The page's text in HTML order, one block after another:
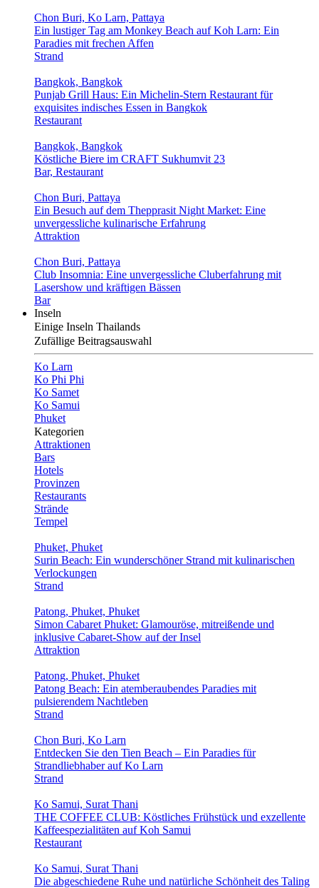
Chon Buri, Ko Larn, Pattaya
Ein lustiger Tag am Monkey Beach auf Koh Larn: Ein
Paradies mit frechen Affen
Strand
Bangkok, Bangkok
Punjab Grill Haus: Ein Michelin-Stern Restaurant für
exquisites indisches Essen in Bangkok
Restaurant
Bangkok, Bangkok
Köstliche Biere im CRAFT Sukhumvit 23
Bar, Restaurant
Chon Buri, Pattaya
Ein Besuch auf dem Thepprasit Night Market: Eine
unvergessliche kulinarische Erfahrung
Attraktion
Chon Buri, Pattaya
Club Insomnia: Eine unvergessliche Cluberfahrung mit
Lasershow und kräftigen Bässen
Bar
Inseln
Einige Inseln Thailands
Zufällige Beitragsauswahl
Ko Larn
Ko Phi Phi
Ko Samet
Ko Samui
Phuket
Kategorien
Attraktionen
Bars
Hotels
Provinzen
Restaurants
Strände
Tempel
Phuket, Phuket
Surin Beach: Ein wunderschöner Strand mit kulinarischen
Verlockungen
Strand
Patong, Phuket, Phuket
Simon Cabaret Phuket: Glamouröse, mitreißende und
inklusive Cabaret-Show auf der Insel
Attraktion
Patong, Phuket, Phuket
Patong Beach: Ein atemberaubendes Paradies mit
pulsierendem Nachtleben
Strand
Chon Buri, Ko Larn
Entdecken Sie den Tien Beach – Ein Paradies für
Strandliebhaber auf Ko Larn
Strand
Ko Samui, Surat Thani
THE COFFEE CLUB: Köstliches Frühstück und exzellente
Kaffeespezialitäten auf Koh Samui
Restaurant
Ko Samui, Surat Thani
Die abgeschiedene Ruhe und natürliche Schönheit des Taling